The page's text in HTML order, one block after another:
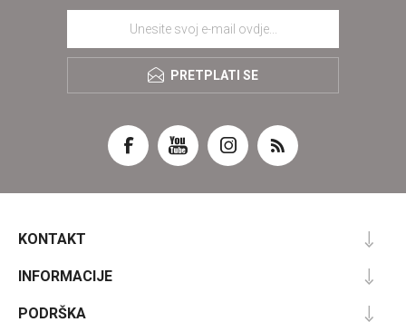
PRETPLATI SE
KONTAKT
INFORMACIJE
PODRŠKA